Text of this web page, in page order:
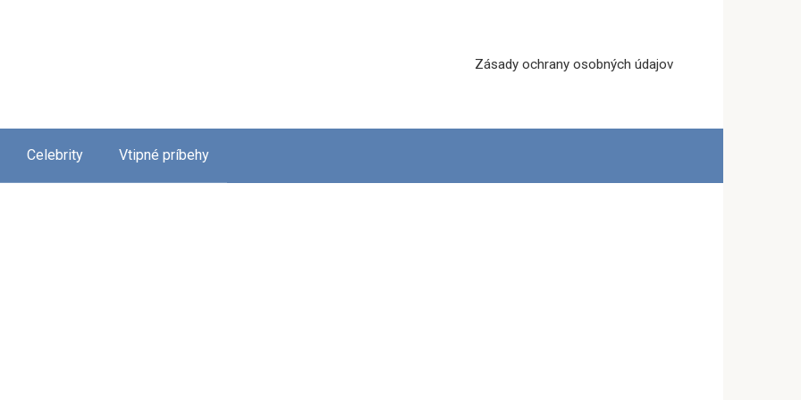
Zásady ochrany osobných údajov
Celebrity Vtipné príbehy